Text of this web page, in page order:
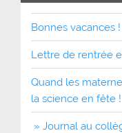
Bonnes vacances !
Lettre de rentrée
Quand les
la science en fête !
» Journal au